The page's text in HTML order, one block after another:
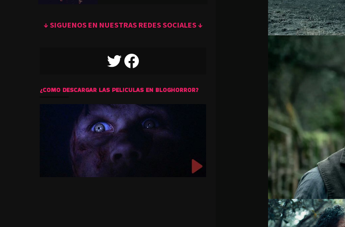
↓ SIGUENOS EN NUESTRAS REDES SOCIALES ↓
TWITTERFACEBOOK
¿COMO DESCARGAR LAS PELICULAS EN BLOGHORROR?